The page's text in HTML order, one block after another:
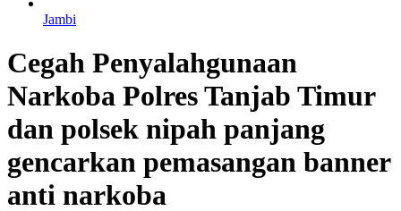
Jambi
Cegah Penyalahgunaan
Narkoba Polres Tanjab Timur
dan polsek nipah panjang
gencarkan pemasangan banner
anti narkoba